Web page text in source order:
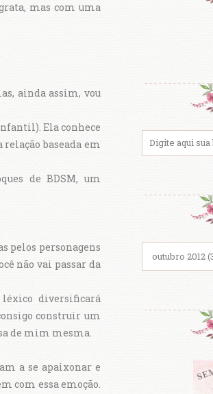
mas com uma
ainda assim, vou
Ela conhece
baseada em
de BDSM, um
pelos personagens
não vai passar da
diversificará
construir um
de mim mesma.
a se apaixonar e
com essa emoção.